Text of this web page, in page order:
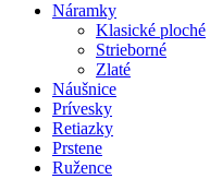
Náramky
Klasické ploché
Strieborné
Zlaté
Náušnice
Prívesky
Retiazky
Prstene
Ružence